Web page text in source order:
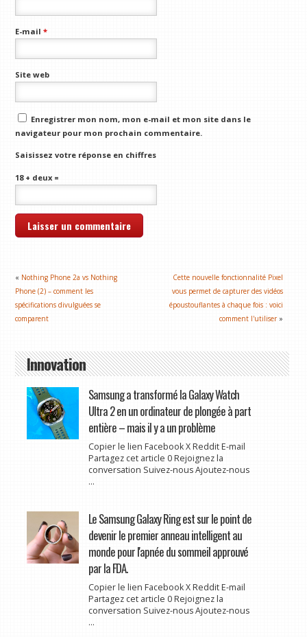
E-mail*
Site web
Enregistrer mon nom, mon e-mail et mon site dans le
navigateur pour mon prochain commentaire.
Saisissez votre réponse en chiffres
18 + deux =
« Nothing Phone 2a vs Nothing
Phone (2) – comment les
spécifications divulguées se
comparent
Cette nouvelle fonctionnalité Pixel
vous permet de capturer des vidéos
époustouflantes à chaque fois : voici
comment l'utiliser »
Innovation
Samsung a transformé la Galaxy Watch
Ultra 2 en un ordinateur de plongée à part
entière – mais il y a un problème
Copier le lien Facebook X Reddit E-mail
Partagez cet article 0 Rejoignez la
conversation Suivez-nous Ajoutez-nous
...
Le Samsung Galaxy Ring est sur le point de
devenir le premier anneau intelligent au
monde pour l'apnée du sommeil approuvé
par la FDA.
Copier le lien Facebook X Reddit E-mail
Partagez cet article 0 Rejoignez la
conversation Suivez-nous Ajoutez-nous
...